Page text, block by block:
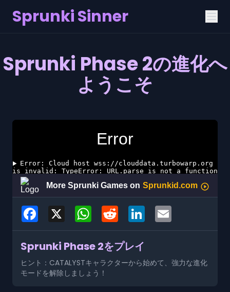
Sprunki Sinner
Sprunki Phase 2の進化へ
ようこそ
Facebook WhatsAppReddit LinkedIn
Sprunki Phase 2をプレイ
ヒント：CATALYSTキャラクターから始めて、強力な進化
モードを解除しましょう！